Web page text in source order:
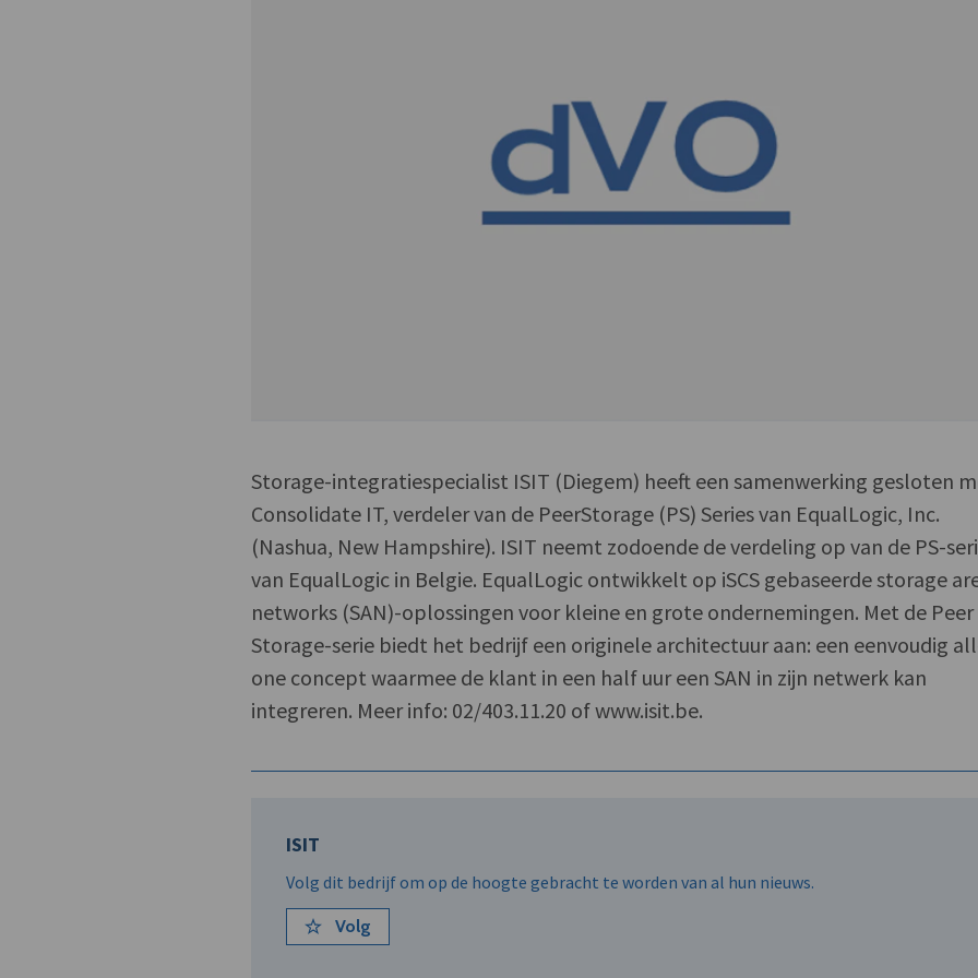
Storage-integratiespecialist ISIT (Diegem) heeft een samenwerking gesloten
Consolidate IT, verdeler van de PeerStorage (PS) Series van EqualLogic, Inc.
(Nashua, New Hampshire). ISIT neemt zodoende de verdeling op van de PS-
van EqualLogic in Belgie. EqualLogic ontwikkelt op iSCS gebaseerde storage
networks (SAN)-oplossingen voor kleine en grote ondernemingen. Met de Peer
Storage-serie biedt het bedrijf een originele architectuur aan: een eenvoudig
one concept waarmee de klant in een half uur een SAN in zijn netwerk kan
integreren. Meer info: 02/403.11.20 of www.isit.be.
ISIT
Volg dit bedrijf om op de hoogte gebracht te worden van al hun nieuws.
Volg